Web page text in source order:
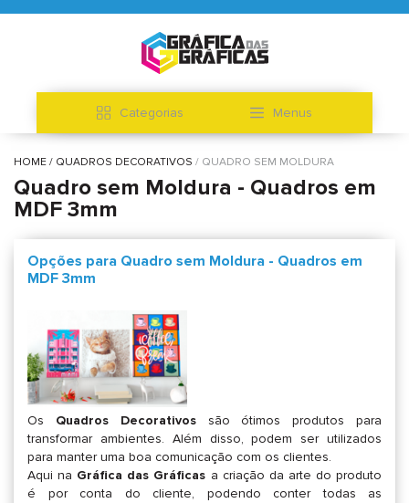
Categorias Menus
HOME QUADROS DECORATIVOS QUADRO SEM MOLDURA
Quadro sem Moldura - Quadros em
MDF 3mm
Opções para Quadro sem Moldura - Quadros em
MDF 3mm
Os Quadros Decorativossão ótimos produtos para
transformar ambientes. Além disso, podem ser utilizados
para manter uma boa comunicação com os clientes.
Aqui na Gráfica das Gráficas a criação da arte do produto
é por conta do cliente, podendo conter todas as